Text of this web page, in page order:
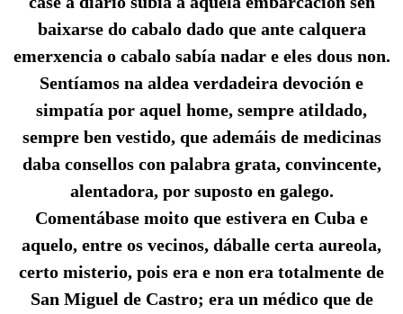
baixarse do cabalo dado que ante calquera
emerxencia o cabalo sabía nadar e eles dous non.
Sentíamos na aldea verdadeira devoción e
simpatía por aquel home, sempre atildado,
sempre ben vestido, que ademáis de medicinas
daba consellos con palabra grata, convincente,
alentadora, por suposto en galego.
Comentábase moito que estivera en Cuba e
aquelo, entre os vecinos, dáballe certa aureola,
certo misterio, pois era e non era totalmente de
San Miguel de Castro; era un médico que de